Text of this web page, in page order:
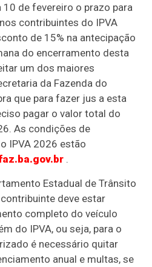
de fevereiro o prazo para
contribuintes do IPVA
de 15% na antecipação
do encerramento desta
um dos maiores
da Fazenda do
que para fazer jus a esta
pagar o valor total do
As condições de
IPVA 2026 estão
.
Estadual de Trânsito
deve estar
completo do veículo
do IPVA, ou seja, para o
é necessário quitar
anual e multas, se